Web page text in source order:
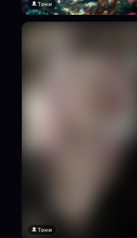
Тони
Тони